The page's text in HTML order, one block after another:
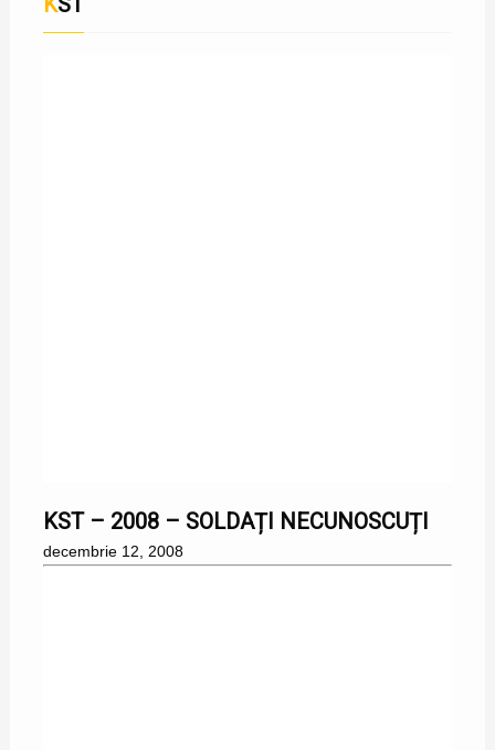
KST – 2008 – SOLDAȚI NECUNOSCUȚI
decembrie 12, 2008